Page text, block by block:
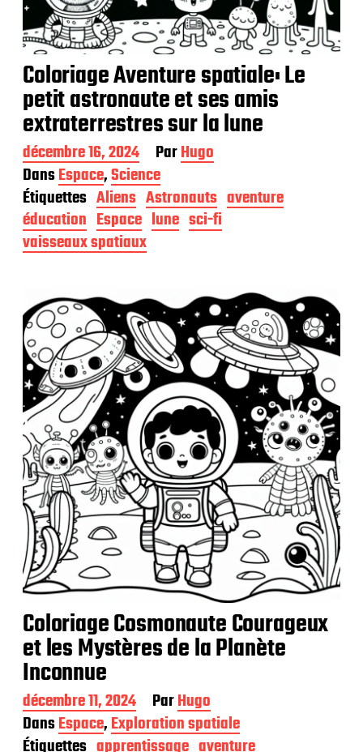
Coloriage Aventure spatiale: Le
petit astronaute et ses amis
extraterrestres sur la lune
D
a
t
e
d
e
p
i
c
a
t
i
o
n
décembre 16, 2024 ParHugo
DansEspace,Science
Étiquettes Aliens Astronauts aventure
éducation Espace lune sci-fi
vaisseaux spatiaux
Coloriage Cosmonaute Courageux
et les Mystères de la Planète
Inconnue
D
a
t
décembre 11, 2024 ParHugo
DansEspace,Exploration spatiale
Étiquettes apprentissage aventure